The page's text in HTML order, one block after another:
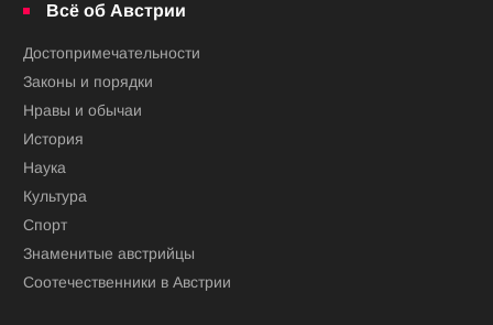
Всё об Австрии
Достопримечательности
Законы и порядки
Нравы и обычаи
История
Наука
Культура
Спорт
Знаменитые австрийцы
Соотечественники в Австрии